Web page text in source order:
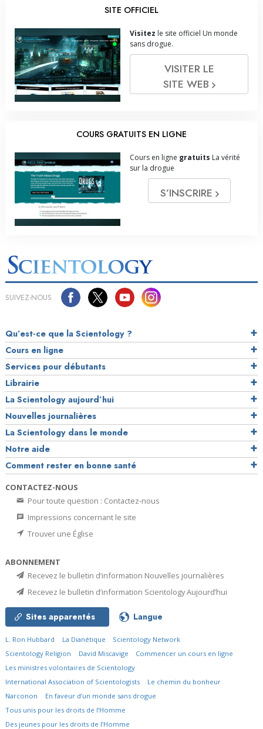
SITE OFFICIEL
Visitez le site officiel Un monde
sans drogue.
VISITER LE
SITE WEB
COURS GRATUITS EN LIGNE
Cours en ligne gratuits La vérité
sur la drogue
S’INSCRIRE
SUIVEZ-NOUS
Qu’est-ce que la Scientology ?
Cours en ligne
Services pour débutants
Librairie
La Scientology aujourd’hui
Nouvelles journalières
La Scientology dans le monde
Notre aide
Comment rester en bonne santé
CONTACTEZ-NOUS
Pour toute question : Contactez-nous
Impressions concernant le site
Trouver une Église
ABONNEMENT
Recevez le bulletin d’information Nouvelles journalières
Recevez le bulletin d’information Scientology Aujourd’hui
Sites apparentés Langue
L. Ron Hubbard La Dianétique
Scientology Network
Scientology Religion
David Miscavige
Commencer un cours en ligne
Les ministres volontaires de Scientology
International Association of Scientologists
Le chemin du bonheur
Narconon
En faveur d’un monde sans drogue
Tous unis pour les droits de l’Homme
Des jeunes pour les droits de l’Homme